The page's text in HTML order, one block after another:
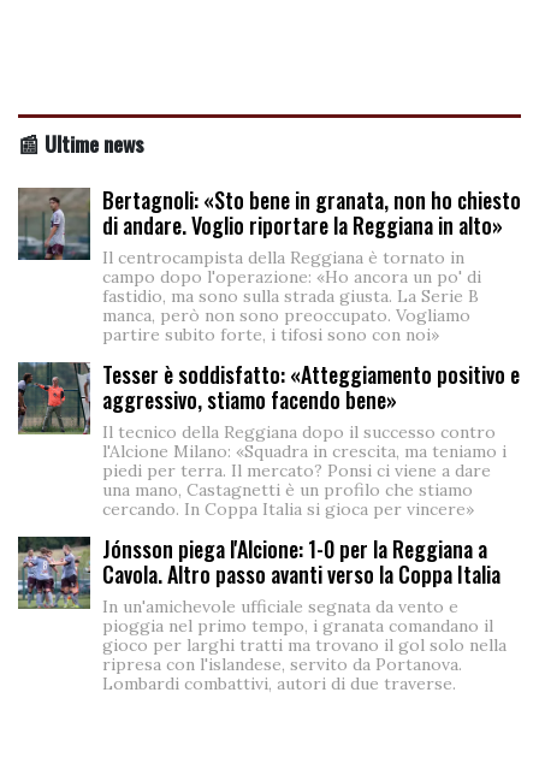
📰 Ultime news
Bertagnoli: «Sto bene in granata, non ho chiesto
di andare. Voglio riportare la Reggiana in alto»
Il centrocampista della Reggiana è tornato in
campo dopo l'operazione: «Ho ancora un po' di
fastidio, ma sono sulla strada giusta. La Serie B
manca, però non sono preoccupato. Vogliamo
partire subito forte, i tifosi sono con noi»
Tesser è soddisfatto: «Atteggiamento positivo e
aggressivo, stiamo facendo bene»
Il tecnico della Reggiana dopo il successo contro
l'Alcione Milano: «Squadra in crescita, ma teniamo i
piedi per terra. Il mercato? Ponsi ci viene a dare
una mano, Castagnetti è un profilo che stiamo
cercando. In Coppa Italia si gioca per vincere»
Jónsson piega l'Alcione: 1-0 per la Reggiana a
Cavola. Altro passo avanti verso la Coppa Italia
In un'amichevole ufficiale segnata da vento e
pioggia nel primo tempo, i granata comandano il
gioco per larghi tratti ma trovano il gol solo nella
ripresa con l'islandese, servito da Portanova.
Lombardi combattivi, autori di due traverse.